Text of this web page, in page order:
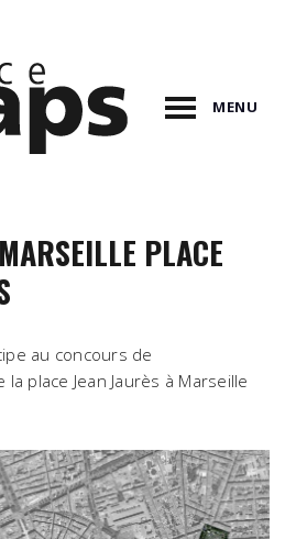
MENU
PLACE
au concours de
place Jean Jaurès à Marseille